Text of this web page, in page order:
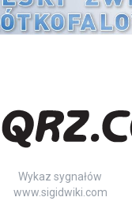
Wykaz sygnałów
www.sigidwiki.com